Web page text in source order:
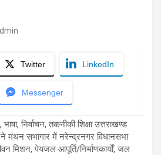
Twitter LinkedIn
Messenger
निर्वाचन, तकनीकी शिक्षा उत्तराखण्ड
मंथन सभागार में नरेन्द्रनगर विधानसभा
मिशन, पेयजल आपूर्ति/निर्माणकार्यों, जल